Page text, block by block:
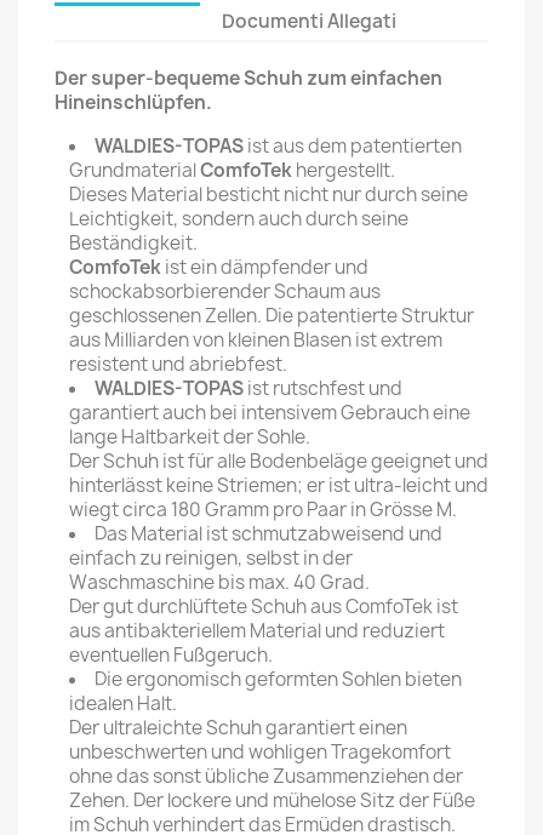
Documenti Allegati
Der super-bequeme Schuh zum einfachen
Hineinschlüpfen.
WALDIES-TOPASist aus dem patentierten
GrundmaterialComfoTekhergestellt.
Dieses Material besticht nicht nur durch seine
Leichtigkeit, sondern auch durch seine
Beständigkeit.
ComfoTekist ein dämpfender und
schockabsorbierender Schaum aus
geschlossenen Zellen. Die patentierte Struktur
aus Milliarden von kleinen Blasen ist extrem
resistent und abriebfest.
WALDIES-TOPASist rutschfest und
garantiert auch bei intensivem Gebrauch eine
lange Haltbarkeit der Sohle.
Der Schuh ist für alle Bodenbeläge geeignet und
hinterlässt keine Striemen; er ist ultra-leicht und
wiegt circa 180 Gramm pro Paar in Grösse M.
Das Material ist schmutzabweisend und
einfach zu reinigen, selbst in der
Waschmaschine bis max. 40 Grad.
Der gut durchlüftete Schuh aus ComfoTek ist
aus antibakteriellem Material und reduziert
eventuellen Fußgeruch.
Die ergonomisch geformten Sohlen bieten
idealen Halt.
Der ultraleichte Schuh garantiert einen
unbeschwerten und wohligen Tragekomfort
ohne das sonst übliche Zusammenziehen der
Zehen. Der lockere und mühelose Sitz der Füße
im Schuh verhindert das Ermüden drastisch.